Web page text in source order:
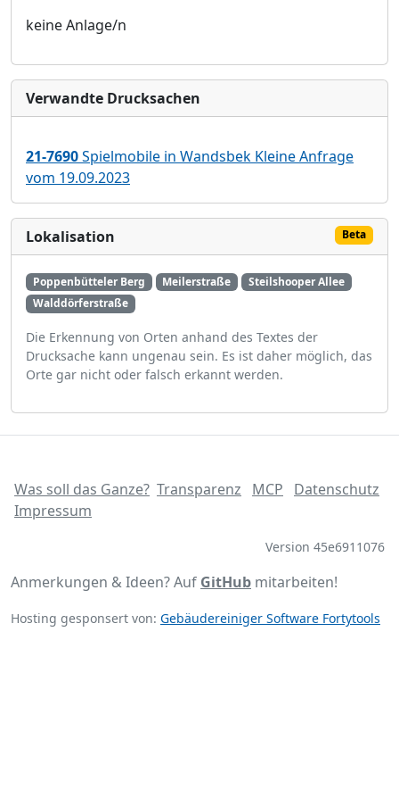
keine Anlage/n
Verwandte Drucksachen
21-7690Spielmobile in Wandsbek Kleine Anfrage
vom 19.09.2023
Lokalisation Beta
Poppenbütteler Berg Meilerstraße
Steilshooper Allee
Walddörferstraße
Die Erkennung von Orten anhand des Textes der
Drucksache kann ungenau sein. Es ist daher möglich, das
Orte gar nicht oder falsch erkannt werden.
Was soll das Ganze? Transparenz MCP
Datenschutz
Impressum
Version 45e6911076
Anmerkungen & Ideen? Auf GitHub mitarbeiten!
Hosting gesponsert von: Gebäudereiniger Software Fortytools